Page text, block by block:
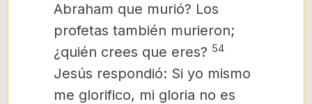
Abraham que murió? Los
profetas también murieron;
¿quién crees que eres? 54
Jesús respondió: Si yo mismo
me glorifico, mi gloria no es